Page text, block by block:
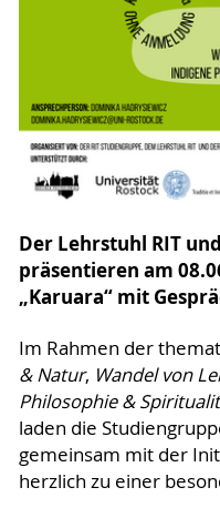
Der Lehrstuhl RIT
präsentieren am
„Karuara“ mit
Im Rahmen der
& Natur, Wandel von
Philosophie &
laden die
gemeinsam mit der
herzlich zu einer